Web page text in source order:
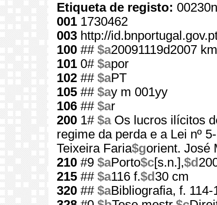
Etiqueta de registo:
001 1730462
003 http://
100 ## $a20091119d2007
101 0# $apor
102 ## $aPT
105 ## $ay m 001yy
106 ## $ar
200 1# $aOs lucros ilícitos
regime da perda e a Lei nº
Teixeira Faria$gorient. José
210 #9 $aPorto$c[s.n.],$d
215 ## $a116 f.$d 30 cm
320 ## $aBibliografia, f. 114-